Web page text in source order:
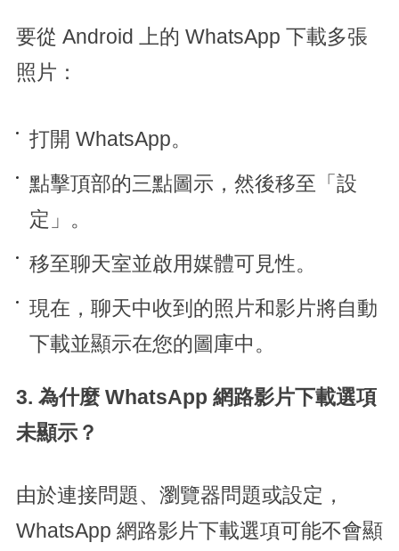
要從 Android 上的 WhatsApp 下載多張
照片：
打開 WhatsApp。
點擊頂部的三點圖示，然後移至「設
定」。
移至聊天室並啟用媒體可見性。
現在，聊天中收到的照片和影片將自動
下載並顯示在您的圖庫中。
3. 為什麼 WhatsApp 網路影片下載選項
未顯示？
由於連接問題、瀏覽器問題或設定，
WhatsApp 網路影片下載選項可能不會顯